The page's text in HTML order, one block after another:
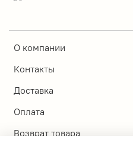
О компании
Контакты
Доставка
Оплата
Возврат товара